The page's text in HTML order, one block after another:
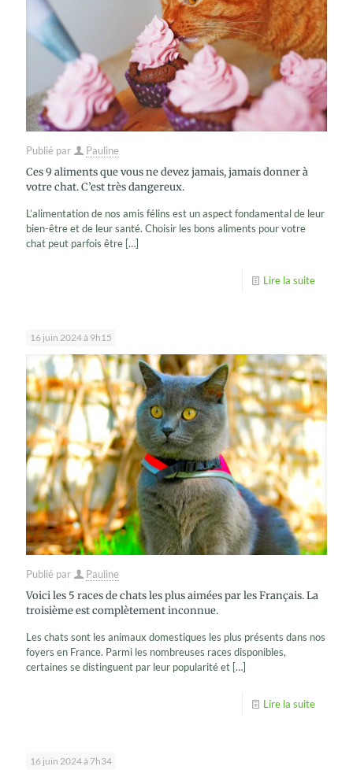
Publié par Pauline
Ces 9 aliments que vous ne devez jamais, jamais donner à
votre chat. C’est très dangereux.
L’alimentation de nos amis félins est un aspect fondamental de leur
bien-être et de leur santé. Choisir les bons aliments pour votre
chat peut parfois être […]
Lire la suite
16 juin 2024 à 9h15
Publié par Pauline
Voici les 5 races de chats les plus aimées par les Français. La
troisième est complètement inconnue.
Les chats sont les animaux domestiques les plus présents dans nos
foyers en France. Parmi les nombreuses races disponibles,
certaines se distinguent par leur popularité et […]
Lire la suite
16 juin 2024 à 7h34